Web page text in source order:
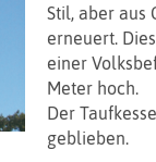
Stil, aber aus
erneuert.
einer
Meter hoch.
Der
geblieben.